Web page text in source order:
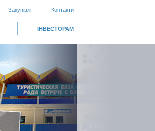
Закупівлі Контакти
ІНВЕСТОРАМ